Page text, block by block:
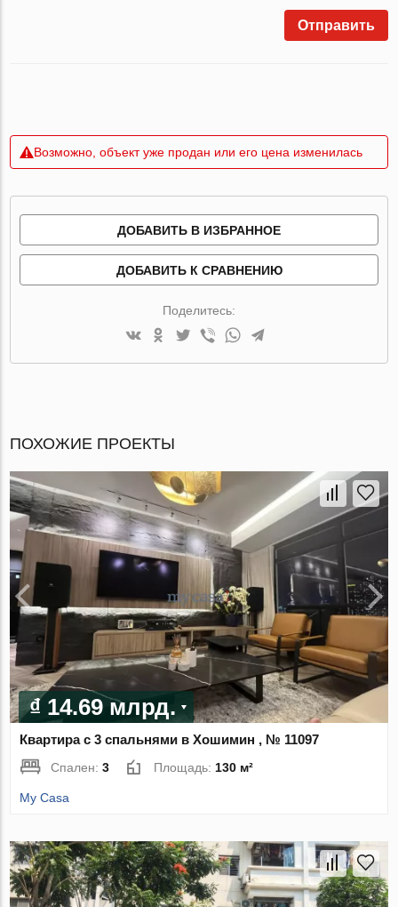
Отправить
Возможно, объект уже продан или его цена изменилась
ДОБАВИТЬ В ИЗБРАННОЕ
ДОБАВИТЬ К СРАВНЕНИЮ
Поделитесь:
ПОХОЖИЕ ПРОЕКТЫ
₫ 14.69 млрд.
Квартира с 3 спальнями в Хошимин , № 11097
Спален:3 Площадь:130 м²
My Casa